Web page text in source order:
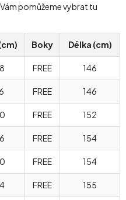
pomůžeme vybrat tu
Boky Délka (cm)
FREE 146
FREE 146
FREE 152
FREE 154
FREE 154
FREE 155